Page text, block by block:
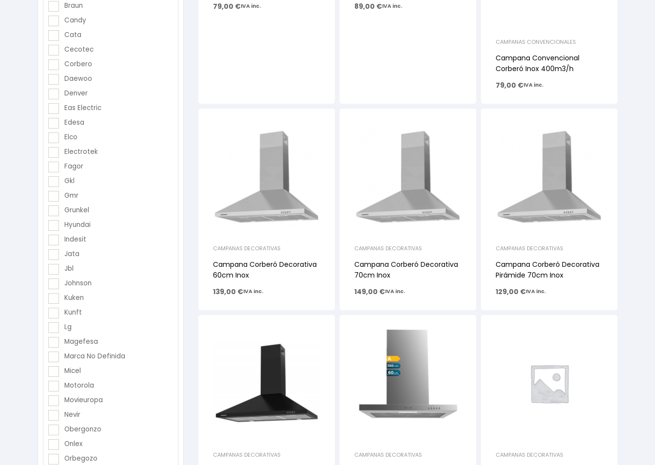
79,00 €IVA inc.
89,00 €IVA inc.
CAMPANAS CONVENCIONALES
Campana Convencional
Corberó Inox 400m3/h
79,00 €IVA inc.
CAMPANAS DECORATIVAS
Campana Corberó Decorativa
60cm Inox
139,00 €IVA inc.
CAMPANAS DECORATIVAS
Campana Corberó Decorativa
70cm Inox
149,00 €IVA inc.
CAMPANAS DECORATIVAS
Campana Corberó Decorativa
Pirámide 70cm Inox
129,00 €IVA inc.
CAMPANAS DECORATIVAS CAMPANAS DECORATIVAS CAMPANAS DECORATIVAS
Braun
Candy
Cata
Cecotec
Corbero
Daewoo
Denver
Eas Electric
Edesa
Elco
Electrotek
Fagor
Gkl
Gmr
Grunkel
Hyundai
Indesit
Jata
Jbl
Johnson
Kuken
Kunft
Lg
Magefesa
Marca No Definida
Micel
Motorola
Movieuropa
Nevir
Obergonzo
Onlex
Orbegozo